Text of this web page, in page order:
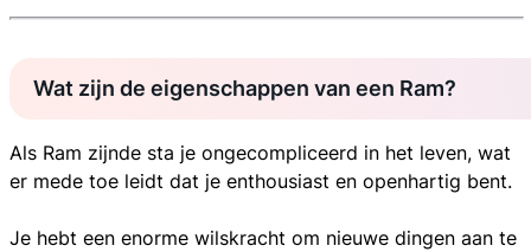
Wat zijn de eigenschappen van een Ram?
Als Ram zijnde sta je ongecompliceerd in het leven, wat
er mede toe leidt dat je enthousiast en openhartig bent.
Je hebt een enorme wilskracht om nieuwe dingen aan te